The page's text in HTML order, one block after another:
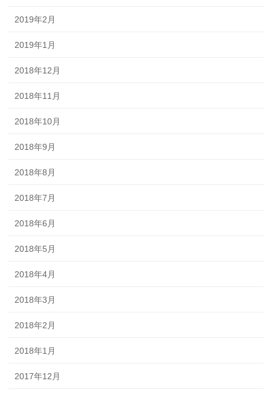
2019年2月
2019年1月
2018年12月
2018年11月
2018年10月
2018年9月
2018年8月
2018年7月
2018年6月
2018年5月
2018年4月
2018年3月
2018年2月
2018年1月
2017年12月